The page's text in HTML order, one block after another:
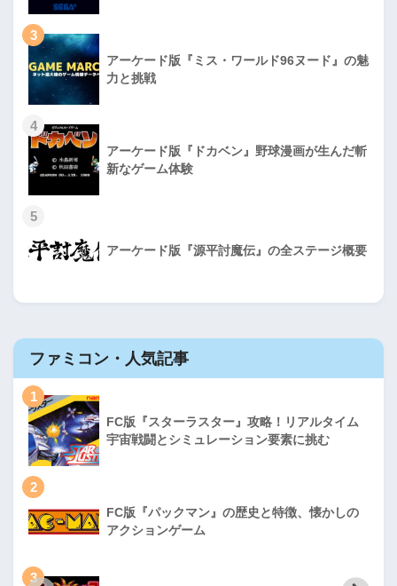
3
アーケード版『ミス・ワールド96ヌード』の魅
力と挑戦
4
アーケード版『ドカベン』野球漫画が生んだ斬
新なゲーム体験
5
アーケード版『源平討魔伝』の全ステージ概要
ファミコン・人気記事
1
FC版『スターラスター』攻略！リアルタイム
宇宙戦闘とシミュレーション要素に挑む
2
FC版『パックマン』の歴史と特徴、懐かしの
アクションゲーム
3